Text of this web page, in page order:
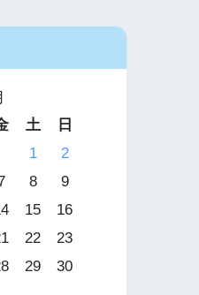
土
日
1
2
8
9
15
16
22
23
29
30